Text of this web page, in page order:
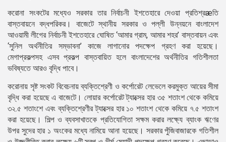
করোনা সংকটের মধ্যেও সরকার তার নির্বাচনী ইশতেহারে দেওয়া প্রতিশ্রæতি
বাস্তবায়নে বদ্ধপরিকর। বাজেটে স্থানীয় সরকার ও পল্লী উন্নয়নে বাংলাদেশ
আওয়ামী লীগের নির্বাচনী ইশতেহারে ঘোষিত ‘আমার গ্রাম, আমার শহর’ বাস্তবায়ন এবং
‘সুনিল অর্থনীতির সম্ভাবনা’ কাজে লাগানোর পদক্ষেপ গ্রহণ করা হয়েছে।
মেগাপ্রকল্পসহ এসব প্রকল্প বাস্তবায়িত হলে বাংলাদেশের অর্থনীতির গতিশীলতা
ভবিষ্যতে আরও বৃদ্ধি পাবে।
করোনায় সৃষ্ট সংকট বিবেচনায় ব্যক্তিশ্রেণী ও কর্পোরেট লেভেলে করমুক্ত আয়ের সীমা
বৃদ্ধি করা হয়েছে এ বাজেটে। লোয়ার কর্পোরেট ট্যাক্সের হার ৩৫ শতাংশ থেকে কমিয়ে
৩২.৫ শতাংশে এবং ব্যক্তিশ্রেণীর ট্যাক্সের হার ১০ শতাংশ থেকে কমিয়ে ৭.৫ শতাংশ
করা হয়েছে। শিল্প ও ব্যবসাখাতকে প্রতিযোগিতা সক্ষম করার লক্ষ্যে ব্যাংক ঋণের
উপর সুদের হার ১ অংকের মধ্যে নামিয়ে আনা হয়েছে। সরকার পুঁজিবাজারকে গতিশীল